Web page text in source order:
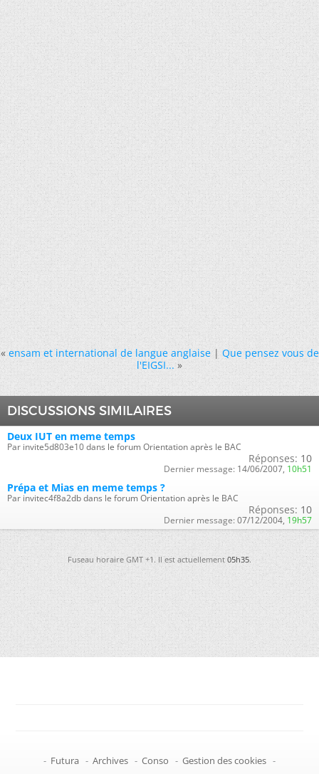
« ensam et international de langue anglaise|Que pensez vous de
l'EIGSI... »
DISCUSSIONS SIMILAIRES
Deux IUT en meme temps
Par invite5d803e10 dans le forum Orientation après le BAC
Réponses: 10
Dernier message: 14/06/2007, 10h51
Prépa et Mias en meme temps ?
Par invitec4f8a2db dans le forum Orientation après le BAC
Réponses: 10
Dernier message: 07/12/2004, 19h57
Fuseau horaire GMT +1. Il est actuellement05h35.
- Futura - Archives - Conso - Gestion des cookies -